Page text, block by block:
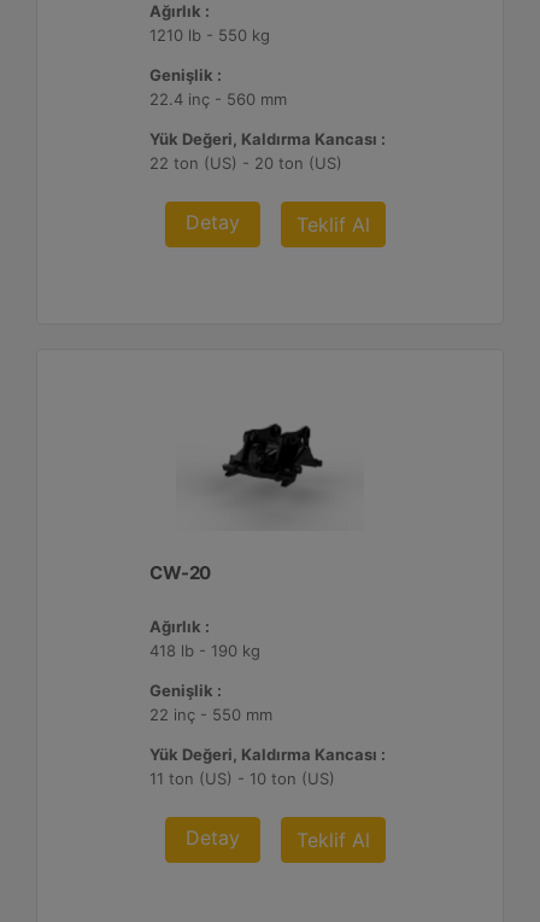
Ağırlık :
1210 lb - 550 kg
Genişlik :
22.4 inç - 560 mm
Yük Değeri, Kaldırma Kancası :
22 ton (US) - 20 ton (US)
Detay Teklif Al
CW-20
Ağırlık :
418 lb - 190 kg
Genişlik :
22 inç - 550 mm
Yük Değeri, Kaldırma Kancası :
11 ton (US) - 10 ton (US)
Detay Teklif Al